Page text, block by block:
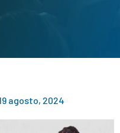
agosto, 2024